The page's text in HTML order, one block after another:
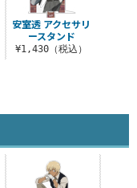
安室透 アクセサリ
ースタンド
¥1,430（税込）